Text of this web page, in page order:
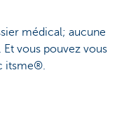
médical; aucune
Et vous pouvez vous
itsme®.